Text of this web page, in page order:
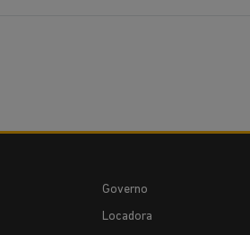
Governo
Locadora